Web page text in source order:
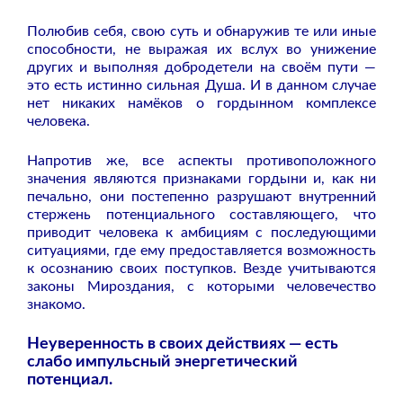
Полюбив себя, свою суть и обнаружив те или иные
способности, не выражая их вслух во унижение
других и выполняя добродетели на своём пути —
это есть истинно сильная Душа. И в данном случае
нет никаких намёков о гордынном комплексе
человека.
Напротив же, все аспекты противоположного
значения являются признаками гордыни и, как ни
печально, они постепенно разрушают внутренний
стержень потенциального составляющего, что
приводит человека к амбициям с последующими
ситуациями, где ему предоставляется возможность
к осознанию своих поступков. Везде учитываются
законы Мироздания, с которыми человечество
знакомо.
Неуверенность в своих действиях — есть
слабо импульсный энергетический
потенциал.